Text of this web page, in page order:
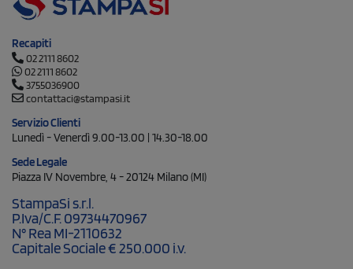
Recapiti
02 2111 8602
02 2111 8602
3755036900
contattaci@stampasi.it
Servizio Clienti
Lunedì - Venerdì 9.00-13.00 | 14.30-18.00
Sede Legale
Piazza IV Novembre, 4 - 20124 Milano (MI)
StampaSi s.r.l.
P.Iva/C.F. 09734470967
N° Rea MI-2110632
Capitale Sociale € 250.000 i.v.